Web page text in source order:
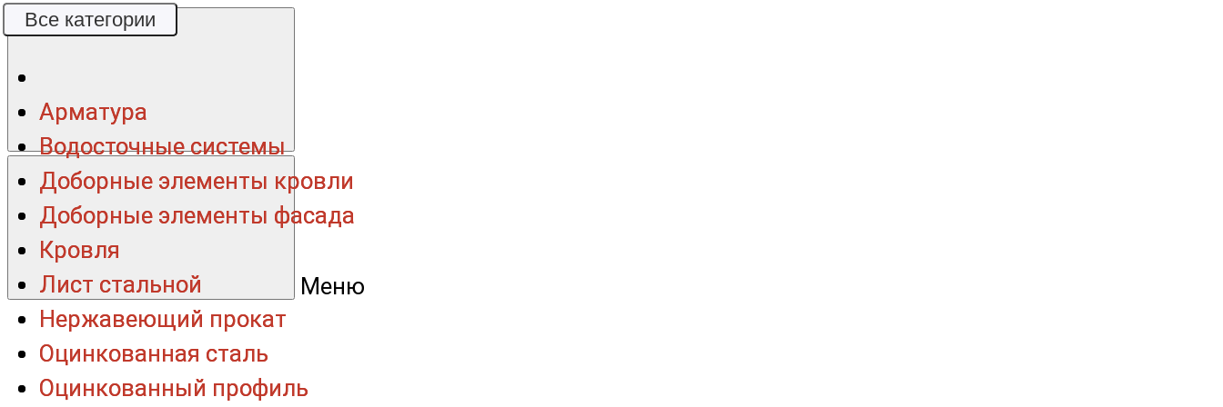
Меню
Все категории
Арматура
Водосточные системы
Доборные элементы кровли
Доборные элементы фасада
Кровля
Лист стальной
Нержавеющий прокат
Оцинкованная сталь
Оцинкованный профиль
Все категории
Арматура
Водосточные системы
Доборные элементы кровли
Доборные элементы фасада
Кровля
Лист стальной
Нержавеющий прокат
Оцинкованная сталь
Оцинкованный профиль